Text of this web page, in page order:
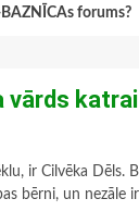
forums?
vārds
ir Cilvēka Dēls.
bērni, un nezāle